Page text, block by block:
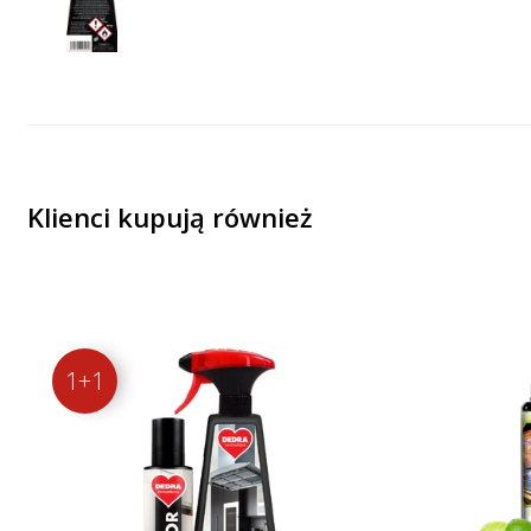
Klienci kupują również
1+1